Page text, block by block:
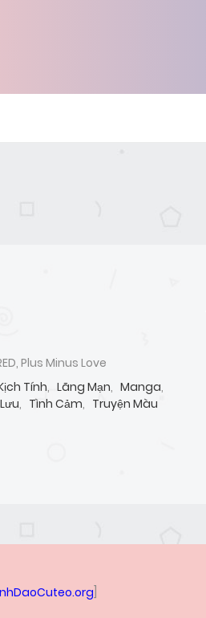
Plus Minus Love
Tính, Lãng Mạn, Manga,
, Tình Cảm, Truyện Màu